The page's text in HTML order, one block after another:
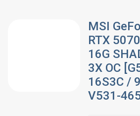
MSI
RTX
16G
3X OC
16S3C /
V531-